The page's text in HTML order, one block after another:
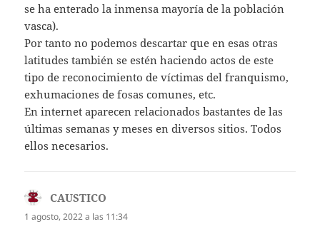
se ha enterado la inmensa mayoría de la población
vasca).
Por tanto no podemos descartar que en esas otras
latitudes también se estén haciendo actos de este
tipo de reconocimiento de víctimas del franquismo,
exhumaciones de fosas comunes, etc.
En internet aparecen relacionados bastantes de las
últimas semanas y meses en diversos sitios. Todos
ellos necesarios.
CAUSTICO
1 agosto, 2022 a las 11:34